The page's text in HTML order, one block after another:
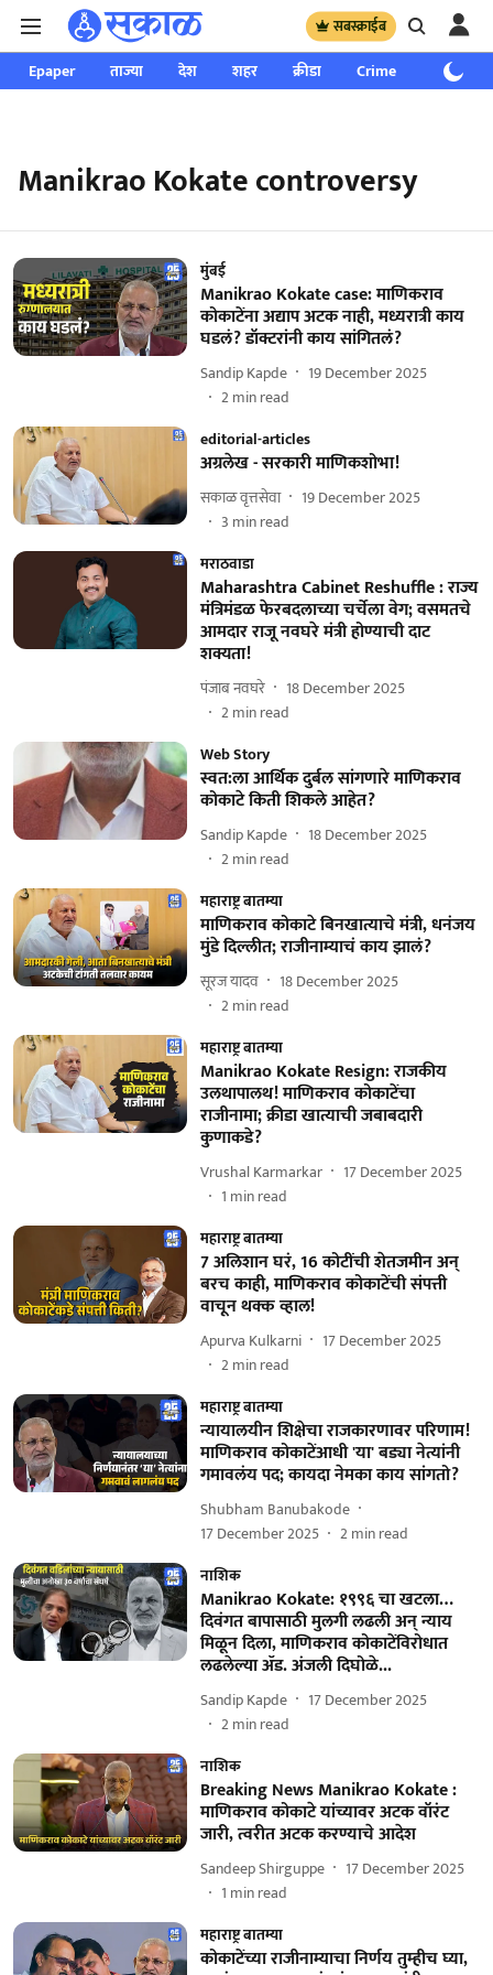
सबस्क्राईब
Epaper ताज्या देश शहर क्रीडा Crime साप्ताहिक
Manikrao Kokate controversy
मुंबई
Manikrao Kokate case: माणिकराव
कोकाटेंना अद्याप अटक नाही, मध्यरात्री काय
घडलं? डॉक्टरांनी काय सांगितलं?
Sandip Kapde
19 December 2025
2min read
editorial-articles
अग्रलेख - सरकारी माणिकशोभा!
सकाळ वृत्तसेवा
19 December 2025
3 min read
मराठवाडा
Maharashtra Cabinet Reshuffle : राज्य
मंत्रिमंडळ फेरबदलाच्या चर्चेला वेग; वसमतचे
आमदार राजू नवघरे मंत्री होण्याची दाट
शक्यता!
पंजाब नवघरे
18 December 2025
2min read
Web Story
स्वत:ला आर्थिक दुर्बल सांगणारे माणिकराव
कोकाटे किती शिकले आहेत?
Sandip Kapde
18 December 2025
2min read
महाराष्ट्र बातम्या
माणिकराव कोकाटे बिनखात्याचे मंत्री, धनंजय
मुंडे दिल्लीत; राजीनाम्याचं काय झालं?
सूरज यादव
18 December 2025
2min read
महाराष्ट्र बातम्या
Manikrao Kokate Resign: राजकीय
उलथापालथ! माणिकराव कोकाटेंचा
राजीनामा; क्रीडा खात्याची जबाबदारी
कुणाकडे?
Vrushal Karmarkar
17 December 2025
1 min read
महाराष्ट्र बातम्या
7 अलिशान घरं, 16 कोटींची शेतजमीन अन्
बरच काही, माणिकराव कोकाटेंची संपत्ती
वाचून थक्क व्हाल!
Apurva Kulkarni
17 December 2025
2min read
महाराष्ट्र बातम्या
न्यायालयीन शिक्षेचा राजकारणावर परिणाम!
माणिकराव कोकाटेंआधी 'या' बड्या नेत्यांनी
गमावलंय पद; कायदा नेमका काय सांगतो?
Shubham Banubakode
17 December 2025
2min read
नाशिक
Manikrao Kokate: १९९६ चा खटला…
दिवंगत बापासाठी मुलगी लढली अन् न्याय
मिळून दिला, माणिकराव कोकाटेंविरोधात
लढलेल्या ॲड. अंजली दिघोळे...
Sandip Kapde
17 December 2025
2min read
नाशिक
Breaking News Manikrao Kokate :
माणिकराव कोकाटे यांच्यावर अटक वॉरंट
जारी, त्वरीत अटक करण्याचे आदेश
Sandeep Shirguppe
17 December 2025
1 min read
महाराष्ट्र बातम्या
कोकाटेंच्या राजीनाम्याचा निर्णय तुम्हीच घ्या,